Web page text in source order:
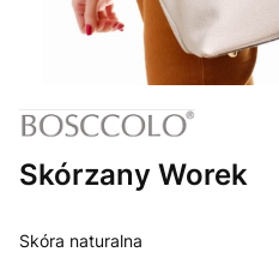
Skórzany Worek
Skóra naturalna